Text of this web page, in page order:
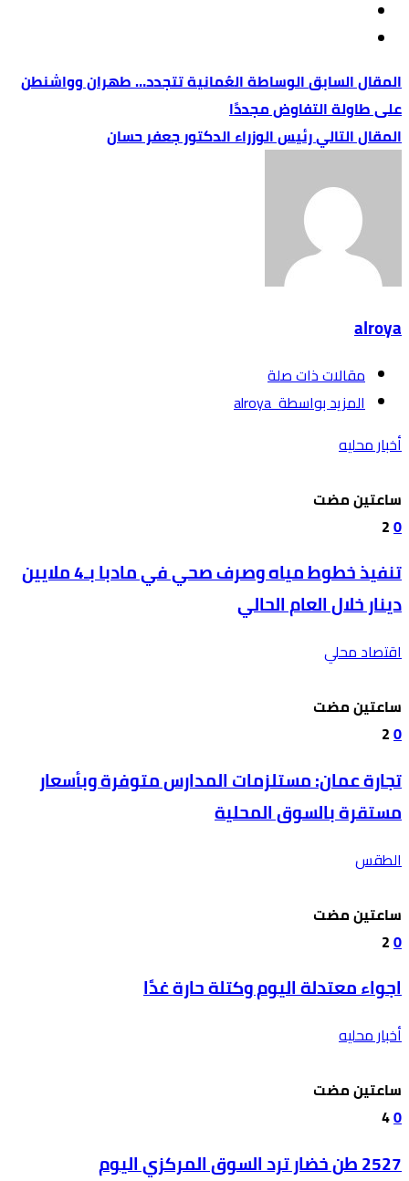
الوساطة العُمانية تتجدد… طهران وواشنطن
على طاولة التفاوض مجددًا
‏رئيس الوزراء الدكتور جعفر حسان
alroya
‫مقالات ذات صلة‬
‫‫المزيد بواسطة‬ ‬ alroya
أخبار محليه
‫‫‫‏‫ساعتين مضت‬
0
2
تنفيذ خطوط مياه وصرف صحي في مادبا بـ4 ملايين
دينار خلال العام الحالي
اقتصاد محلي
‫‫‫‏‫ساعتين مضت‬
0
2
تجارة عمان: مستلزمات المدارس متوفرة وبأسعار
مستقرة بالسوق المحلية
الطقس
‫‫‫‏‫ساعتين مضت‬
0
2
اجواء معتدلة اليوم وكتلة حارة غدًا
أخبار محليه
‫‫‫‏‫ساعتين مضت‬
0
4
2527 طن خضار ترد السوق المركزي اليوم